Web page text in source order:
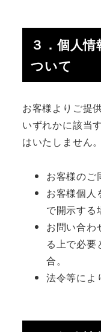
３．個人
ついて
お客様よりご提
いずれかに該当
はいたしません。
お客様のご
お客様個人
で開示する
お問い合わ
る上で必要
合。
法令等によ